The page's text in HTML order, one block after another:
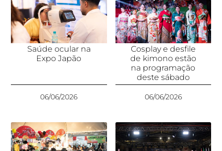
Saúde ocular na
Expo Japão
06/06/2026
Cosplay e desfile
de kimono estão
na programação
deste sábado
06/06/2026